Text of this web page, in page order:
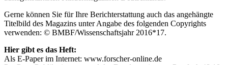
Gerne können Sie für Ihre Berichterstattung auch das angehängte
Titelbild des Magazins unter Angabe des folgenden Copyrights
verwenden: © BMBF/Wissenschaftsjahr 2016*17.
Hier gibt es das Heft:
Als E-Paper im Internet: www.forscher-online.de